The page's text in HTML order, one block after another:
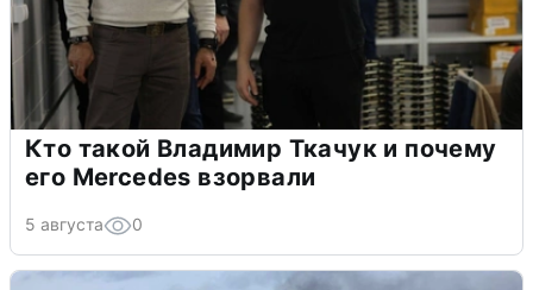
Кто такой Владимир Ткачук и почему
его Mercedes взорвали
5 августа 0